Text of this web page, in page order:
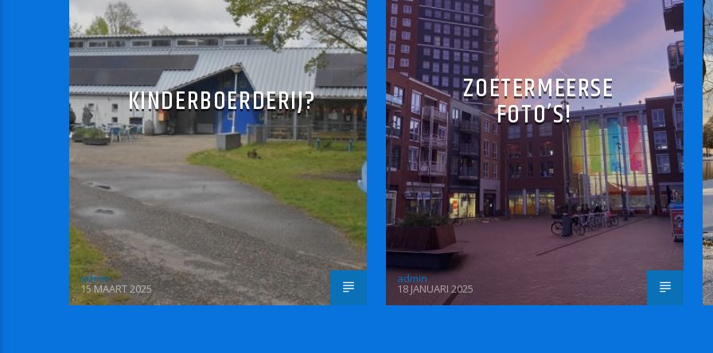
KINDERBOERDERIJ?
admin
15 MAART 2025
ZOETERMEERSE
FOTO’S!
admin
18 JANUARI 2025